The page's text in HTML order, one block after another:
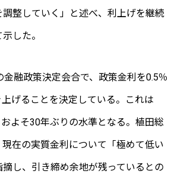
整していく」と述べ、利上げを継続
した。
金融政策決定会合で、政策金利を0.5％
げることを決定している。これは
よそ30年ぶりの水準となる。植田総
在の実質金利について「極めて低い
し、引き締め余地が残っているとの